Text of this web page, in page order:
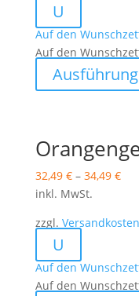
U
Auf den
Auf den
32,49 €– 34,49 €
inkl. MwSt.
zzgl. Versandkosten
U
Auf den
Auf den